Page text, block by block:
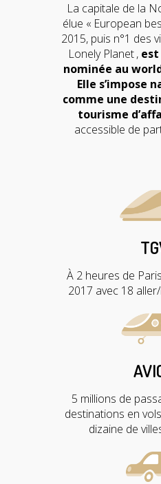
La capitale de la
élue « European
2015, puis n°1 des
Lonely Planet ,
nominée au
Elle s’impose
comme une
tourisme
accessible de
À 2 heures de
2017 avec 18
5 millions de
destinations en
dizaine de